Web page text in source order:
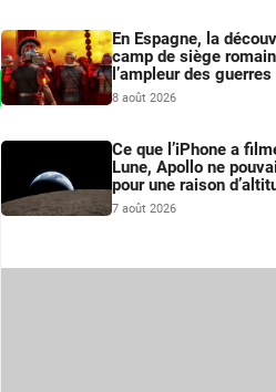
En Espagne, la
camp de siège
l’ampleur des
8 août 2026
Ce que l’iPhone a
Lune, Apollo ne
pour une raison
7 août 2026